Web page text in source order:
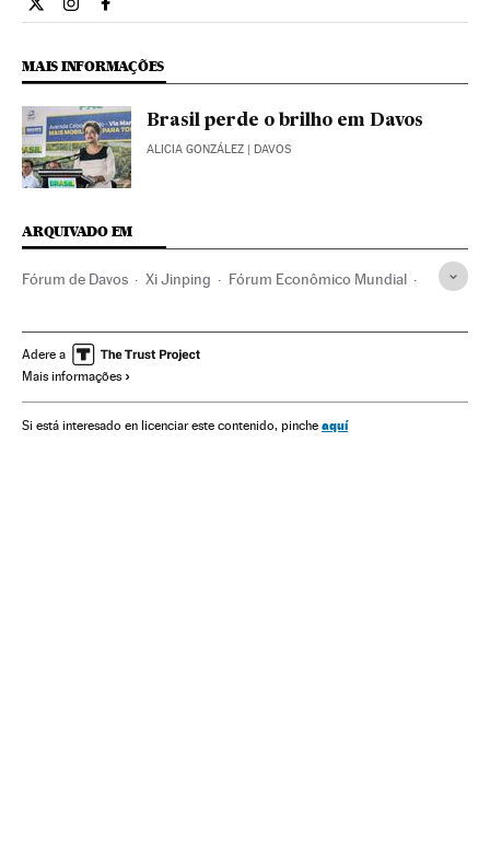
Internacional El País Brasil en Twitter
Internacional El País Brasil en Instagram
Internacional El País Brasil en Facebook
MAIS INFORMAÇÕES
Brasil perde o brilho em Davos
ALICIA GONZÁLEZ | DAVOS
ARQUIVADO EM
Fórum de Davos Xi Jinping Fórum Econômico Mundial
Adere a
Mais informações
Si está interesado en licenciar este contenido, pinche aquí